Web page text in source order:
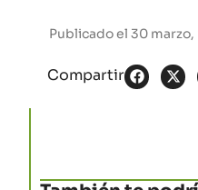
Publicado el30 marzo,
Compartir